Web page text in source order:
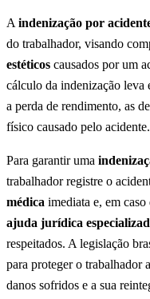
A indenização por
do trabalhador, visando
estéticos causados por um
cálculo da indenização leva
a perda de rendimento, as
físico causado pelo acidente.
Para garantir uma
trabalhador registre o
médica imediata e, em
ajuda jurídica
respeitados. A legislação
para proteger o trabalhador
danos sofridos e a sua